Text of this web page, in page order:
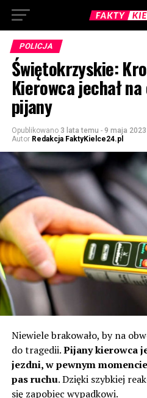
POLICJA
Świętokrzyskie:
Kierowca jechał na
pijany
Opublikowano 3 lata temu - 9 maja 2023
Autor Redakcja FaktyKielce24.pl
Niewiele brakowało, by na
do tragedii.Pijany kierowca
jezdni, w pewnym
pas ruchu. Dzięki szybkiej
się zapobiec wypadkowi.